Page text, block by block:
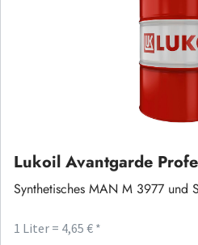
Lukoil Avantgarde
Synthetisches MAN M 3977 und
1 Liter = 4,65 € *